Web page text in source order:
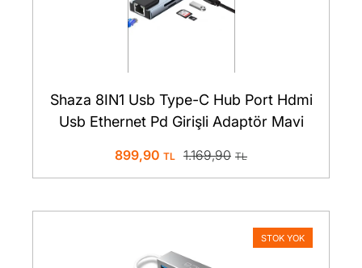
Shaza 8IN1 Usb Type-C Hub Port Hdmi
Usb Ethernet Pd Girişli Adaptör Mavi
899,90 1.169,90
STOK YOK